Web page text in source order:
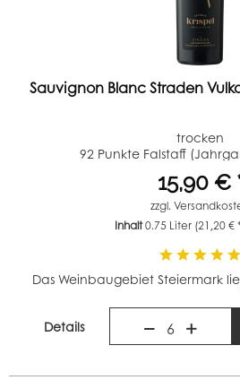
Sauvignon Blanc Straden
trocken
92 Punkte Falstaff
15,90 €
zzgl.
Inhalt0.75 Liter (21,20 €
Das Weinbaugebiet Steiermark
Details 6